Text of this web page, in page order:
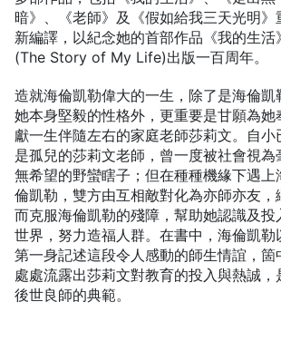
暗》、《老師》及《假如給我三天光明》
新編譯，以紀念她的首部作品《我的生活》
(The Story of My Life)出版一百周年。
造就海倫凱勒偉大的一生，除了是海倫凱
她本身堅毅的性格外，更重要是甘願為她
獻一生伴隨左右的家庭老師莎莉文。自小
是孤兒的莎莉文老師，曾一度被社會視為
無希望的野蠻瞎子；但在種種機緣下遇上
倫凱勒，雙方由互相敵對化為亦師亦友，
而克服海倫凱勒的殘障，幫助她認識及投
世界，努力造福人群。在書中，海倫凱勒
第一身記述這段令人感動的師生情誼，箇
處處流露出莎莉文對教育的投入與熱誠，
後世良師的典範。